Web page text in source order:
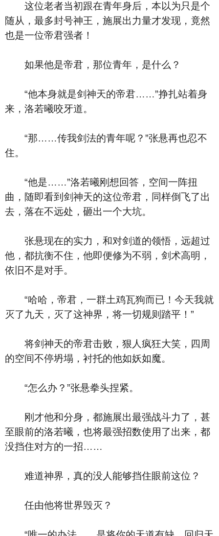
这位老者当初跟在青年身后，本以为只是个
随从，最多封号神王，施展出力量才发现，竟然
也是一位帝君强者！
如果他是帝君，那位青年，是什么？
“他本身就是剑神天的帝君……”挣扎站着身
来，洛若曦咬牙道。
“那……传我剑法的青年呢？”张悬再也忍不
住。
“他是……”洛若曦刚想回答，空间一阵扭
曲，随即看到剑神天的这位帝君，同样倒飞了出
去，落在不远处，砸出一个大坑。
张悬现在的实力，和对剑道的领悟，远超过
他，都抗衡不住，他即便修为不弱，剑术高明，
依旧不是对手。
“哈哈，帝君，一群土鸡瓦狗而已！今天我就
灭了九天，灭了这神界，将一切规则踏平！”
将剑神天的帝君击败，狠人疯狂大笑，四周
的空间不停坍塌，衬托的他如妖如魔。
“怎么办？”张悬拳头捏紧。
刚才他和分身，都施展出最强战斗力了，甚
至眼前的洛若曦，也将最强招数使用了出来，都
没挡住对方的一招……
难道神界，真的没人能够挡住眼前这位？
任由他将世界毁灭？